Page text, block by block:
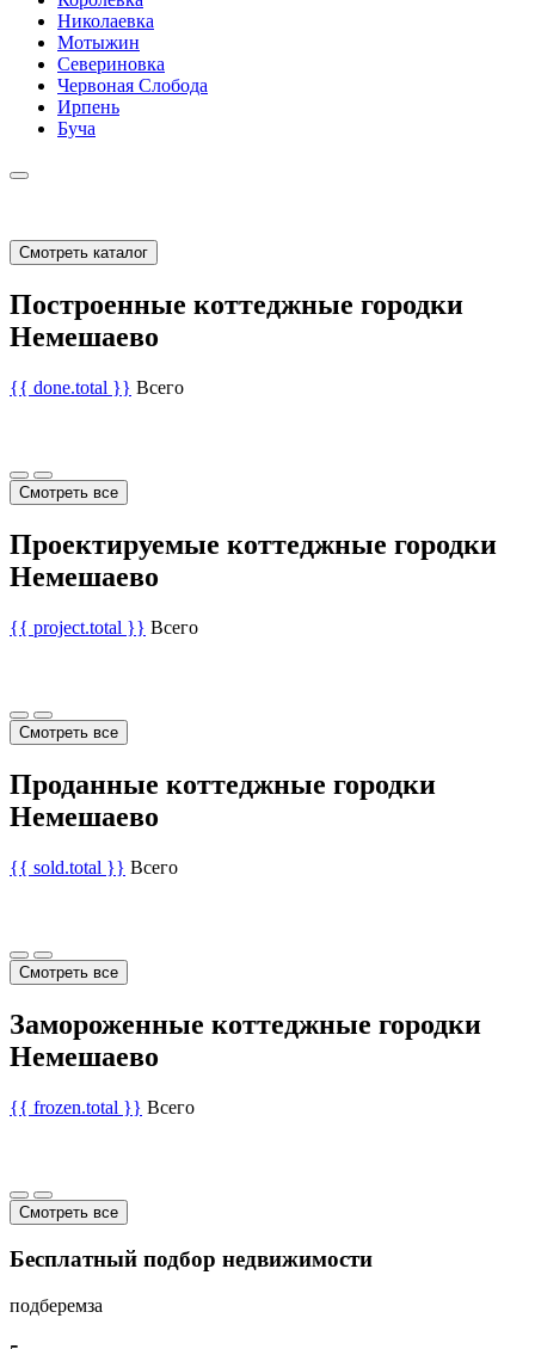
Николаевка
Мотыжин
Севериновка
Червоная Слобода
Ирпень
Буча
Смотреть каталог
Построенные коттеджные городки
Немешаево
{{ done.total }} Всего
Смотреть все
Проектируемые коттеджные городки
Немешаево
{{ project.total }} Всего
Смотреть все
Проданные коттеджные городки
Немешаево
{{ sold.total }} Всего
Смотреть все
Замороженные коттеджные городки
Немешаево
{{ frozen.total }} Всего
Смотреть все
Бесплатный подбор недвижимости
подберемза